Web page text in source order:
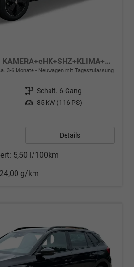
Dynamic Selection KAMERA+eHK+SHZ+KLIMA+KESSY+LED+17" LM
3-6 Monate Neuwagen mit Tageszulassung
Getriebe Schalt. 6-Gang
Leistung 85 kW (116 PS)
Details
5,50 l/100km
g/km